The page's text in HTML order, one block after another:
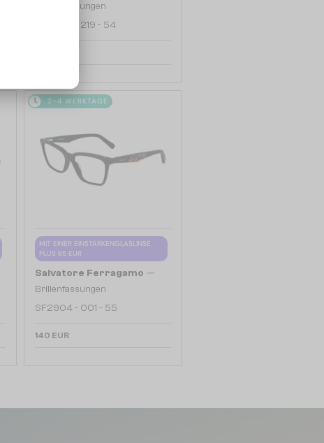
Brillenfassungen
SF2950 - 219 - 54
2-4 WERKTAGE
MIT EINER EINSTÄRKENGLASLINSE
PLUS 65 EUR
Salvatore Ferragamo —
Brillenfassungen
SF2904 - 001 - 55
140 EUR